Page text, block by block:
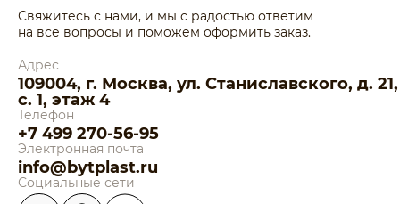
Свяжитесь с нами, и мы с радостью ответим
на все вопросы и поможем оформить заказ.
Адрес
109004, г. Москва, ул. Станиславского, д. 21,
с. 1, этаж 4
Телефон
+7 499 270-56-95
Электронная почта
info@bytplast.ru
Социальные сети